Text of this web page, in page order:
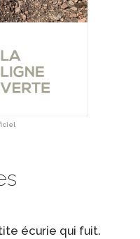
écurie qui fuit.